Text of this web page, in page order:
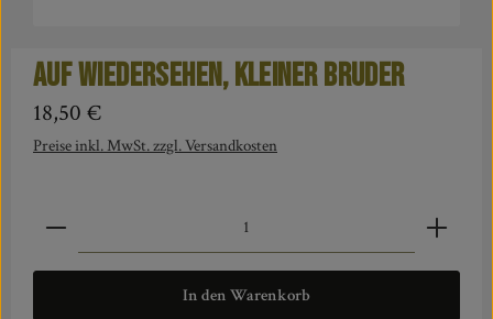
Auf Wiedersehen, kleiner Bruder
Regulärer Preis:
18,50 €
Preise inkl. MwSt. zzgl. Versandkosten
Produkt Anzahl: Gib den gewünschten Wert ein oder
In den Warenkorb